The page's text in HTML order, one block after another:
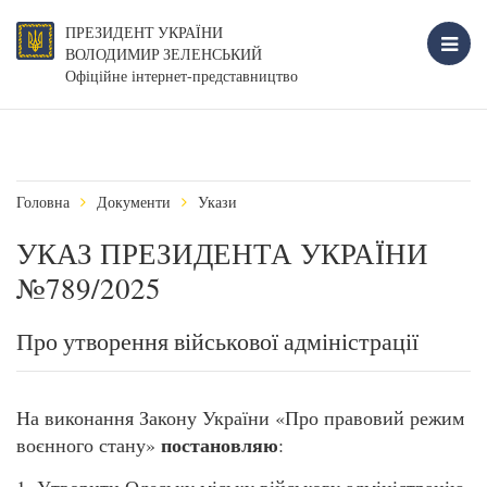
ПРЕЗИДЕНТ УКРАЇНИ
ВОЛОДИМИР ЗЕЛЕНСЬКИЙ
Офіційне інтернет-представництво
Головна Документи Укази
УКАЗ ПРЕЗИДЕНТА УКРАЇНИ
№789/2025
Про утворення військової адміністрації
На виконання Закону України «Про правовий режим
воєнного стану» постановляю: